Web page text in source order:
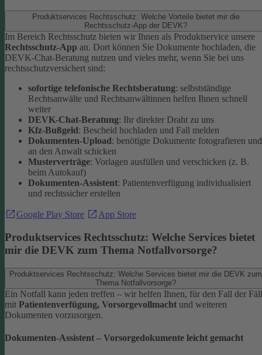
Produktservices Rechtsschutz: Welche Vorteile bietet mir die
Rechtsschutz-App der DEVK?
Im Bereich Rechtsschutz bieten wir Ihnen als Produktservice unsere
Rechtsschutz-App an. Dort können Sie Dokumente hochladen, die
DEVK-Chat-Beratung nutzen und vieles mehr, wenn Sie bei uns
rechtsschutzversichert sind:
sofortige telefonische Rechtsberatung: selbstständige
Rechtsanwälte und Rechtsanwältinnen helfen Ihnen schnell
weiter
DEVK-Chat-Beratung: Ihr direkter Draht zu uns
Kfz-Bußgeld: Bescheid hochladen und Fall melden
Dokumenten-Upload: benötigte Dokumente fotografieren und
an den Anwalt schicken
Musterverträge: Vorlagen ausfüllen und verschicken (z. B.
beim Autokauf)
Dokumenten-Assistent: Patientenverfügung individualisiert
und rechtssicher erstellen
Google Play Store App Store
Produktservices Rechtsschutz: Welche Services bietet
mir die DEVK zum Thema Notfallvorsorge?
Produktservices Rechtsschutz: Welche Services bietet mir die DEVK zum
Thema Notfallvorsorge?
Ein Notfall kann jeden treffen – wir helfen Ihnen, für den Fall der
mit Patientenverfügung, Vorsorgevollmacht und weiteren
Dokumenten vorzusorgen.
Dokumenten-Assistent – Vorsorgedokumente leicht gemacht